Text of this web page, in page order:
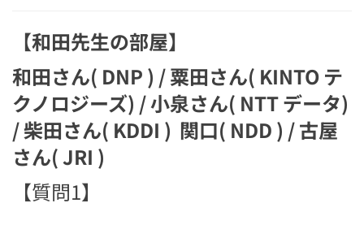
【和田先生の部屋】
和田さん( DNP ) / 粟田さん( KINTO テ
クノロジーズ) / 小泉さん( NTT データ)
/ 柴田さん( KDDI ) 関口( NDD ) / 古屋
さん( JRI )
【質問1】